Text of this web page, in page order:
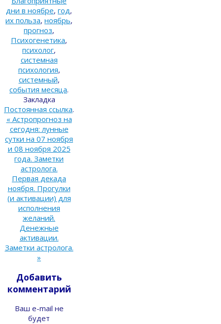
дни в ноябре, год,
их польза, ноябрь,
прогноз,
Психогенетика,
психолог,
системная
психология,
системный,
события месяца.
Закладка
Постоянная ссылка.
«Астропрогноз на
сегодня: лунные
сутки на 07 ноября
и 08 ноября 2025
года. Заметки
астролога.
Первая декада
ноября. Прогулки
(и активации) для
исполнения
желаний.
Денежные
активации.
Заметки астролога.
»
Добавить
комментарий
Ваш e-mail не
будет